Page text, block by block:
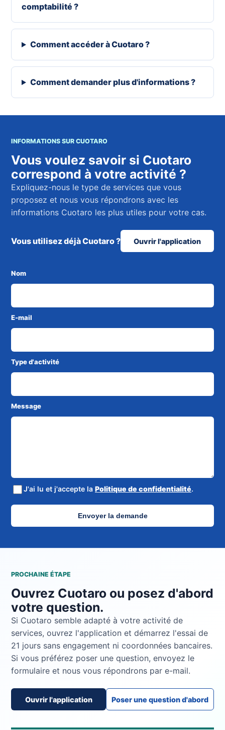
comptabilité ?
Comment accéder à Cuotaro ?
Comment demander plus d'informations ?
INFORMATIONS SUR CUOTARO
Vous voulez savoir si Cuotaro
correspond à votre activité ?
Expliquez-nous le type de services que vous
proposez et nous vous répondrons avec les
informations Cuotaro les plus utiles pour votre cas.
Vous utilisez déjà Cuotaro ? Ouvrir l'application
Nom
E-mail
Type d'activité
Message
J'ai lu et j'accepte la Politique de confidentialité.
Envoyer la demande
PROCHAINE ÉTAPE
Ouvrez Cuotaro ou posez d'abord
votre question.
Si Cuotaro semble adapté à votre activité de
services, ouvrez l'application et démarrez l'essai de
21 jours sans engagement ni coordonnées bancaires.
Si vous préférez poser une question, envoyez le
formulaire et nous vous répondrons par e-mail.
Ouvrir l'application Poser une question d'abord